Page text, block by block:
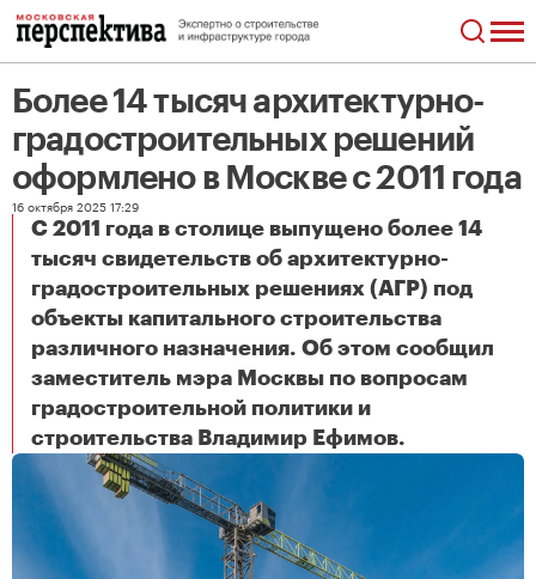
Более 14 тысяч архитектурно-
градостроительных решений
оформлено в Москве с 2011 года
16 октября 2025 17:29
С 2011 года в столице выпущено более 14
тысяч свидетельств об архитектурно-
градостроительных решениях (АГР) под
объекты капитального строительства
различного назначения. Об этом сообщил
заместитель мэра Москвы по вопросам
градостроительной политики и
строительства Владимир Ефимов.